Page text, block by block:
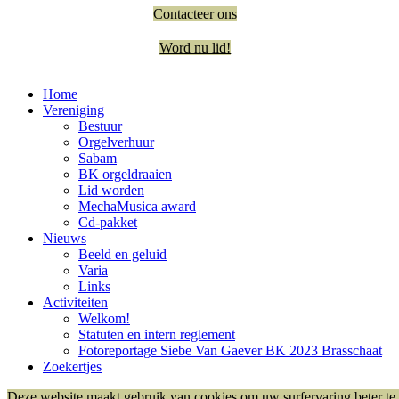
Contacteer ons
Word nu lid!
Home
Vereniging
Bestuur
Orgelverhuur
Sabam
BK orgeldraaien
Lid worden
MechaMusica award
Cd-pakket
Nieuws
Beeld en geluid
Varia
Links
Activiteiten
Welkom!
Statuten en intern reglement
Fotoreportage Siebe Van Gaever BK 2023 Brasschaat
Zoekertjes